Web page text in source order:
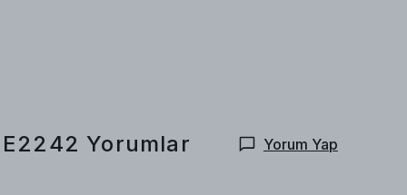
Yorumlar Yorum Yap